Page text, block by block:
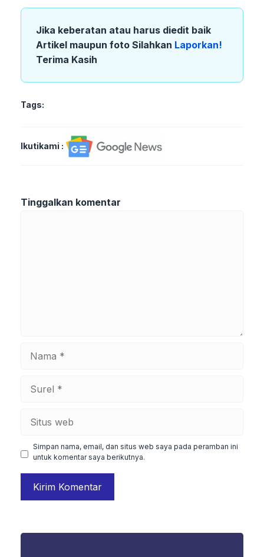
Jika keberatan atau harus diedit baik
Artikel maupun foto Silahkan Laporkan!
Terima Kasih
Tags:
Ikutikami :
Tinggalkan komentar
Simpan nama, email, dan situs web saya pada peramban ini
untuk komentar saya berikutnya.